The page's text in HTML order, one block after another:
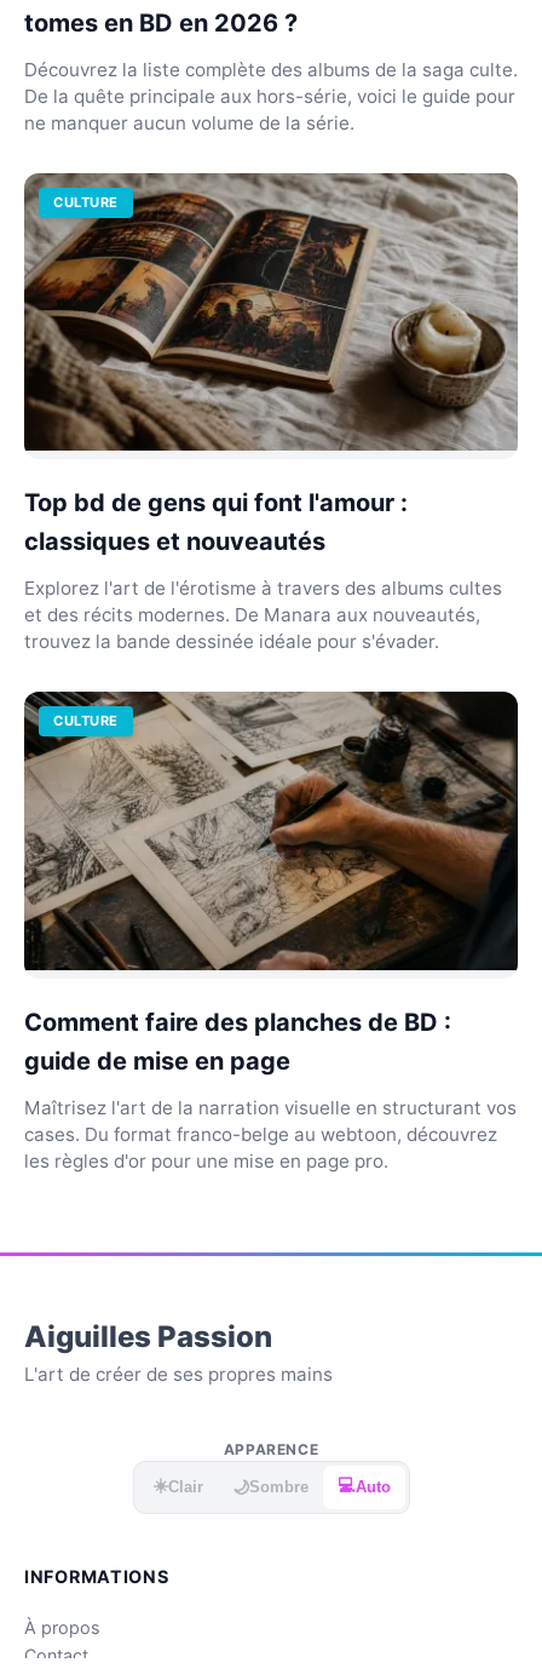
tomes en BD en 2026 ?
Découvrez la liste complète des albums de la saga culte.
De la quête principale aux hors-série, voici le guide pour
ne manquer aucun volume de la série.
CULTURE
Top bd de gens qui font l'amour :
classiques et nouveautés
Explorez l'art de l'érotisme à travers des albums cultes
et des récits modernes. De Manara aux nouveautés,
trouvez la bande dessinée idéale pour s'évader.
CULTURE
Comment faire des planches de BD :
guide de mise en page
Maîtrisez l'art de la narration visuelle en structurant vos
cases. Du format franco-belge au webtoon, découvrez
les règles d'or pour une mise en page pro.
Aiguilles Passion
L'art de créer de ses propres mains
APPARENCE
☀️Clair 🌙Sombre 💻Auto
INFORMATIONS
À propos
Contact